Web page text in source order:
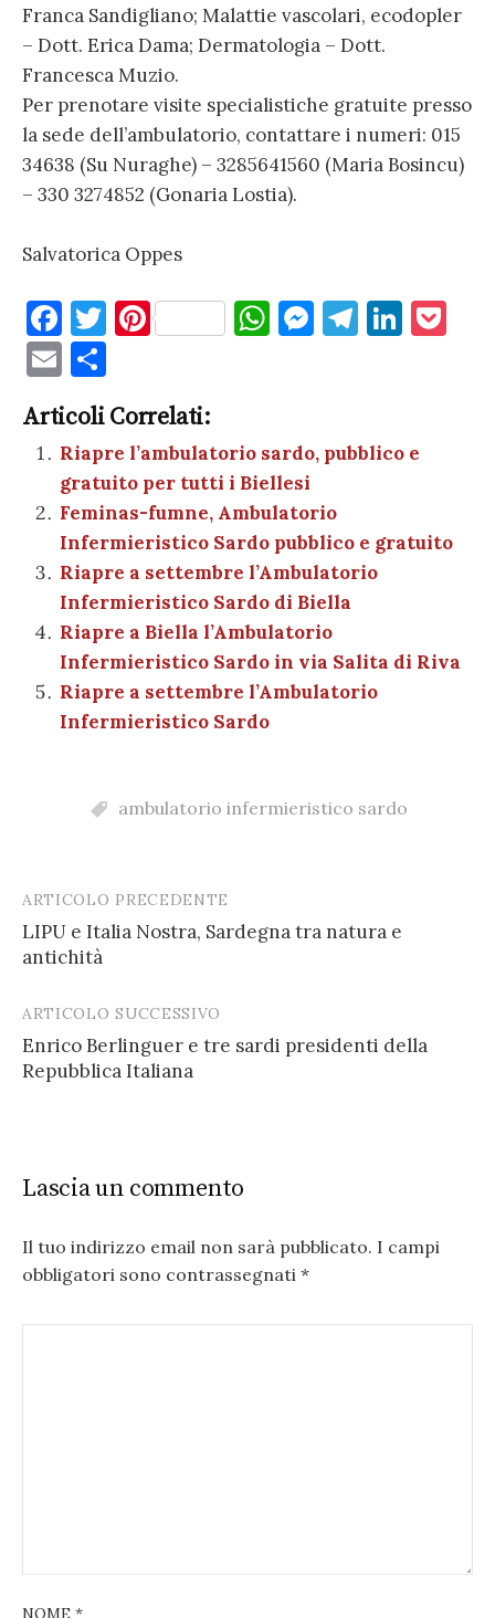
Franca Sandigliano; Malattie vascolari, ecodopler
– Dott. Erica Dama; Dermatologia – Dott.
Francesca Muzio.
Per prenotare visite specialistiche gratuite presso
la sede dell’ambulatorio, contattare i numeri: 015
34638 (Su Nuraghe) – 3285641560 (Maria Bosincu)
– 330 3274852 (Gonaria Lostia).
Salvatorica Oppes
F
a
c
e
b
o
o
k
T
te
r
Pi
es
t
W
A
p
p
M
g
er
T
a
Li
dI
E
m
ai
l
n
di
vi
di
Articoli Correlati:
Riapre l’ambulatorio sardo, pubblico e
gratuito per tutti i Biellesi
Feminas-fumne, Ambulatorio
Infermieristico Sardo pubblico e gratuito
Riapre a settembre l’Ambulatorio
Infermieristico Sardo di Biella
Riapre a Biella l’Ambulatorio
Infermieristico Sardo in via Salita di Riva
Riapre a settembre l’Ambulatorio
Infermieristico Sardo
ambulatorio infermieristico sardo
Post
navigation
ARTICOLO PRECEDENTE
LIPU e Italia Nostra, Sardegna tra natura e
antichità
ARTICOLO SUCCESSIVO
Enrico Berlinguer e tre sardi presidenti della
Repubblica Italiana
Lascia un commento
Il tuo indirizzo email non sarà pubblicato. I campi
obbligatori sono contrassegnati *
NOME *